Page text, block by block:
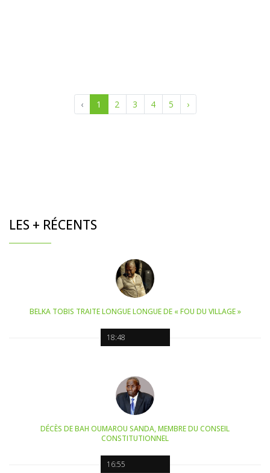
‹ 1 2 3 4 5 ›
LES + RÉCENTS
18:48
BELKA TOBIS TRAITE LONGUE LONGUE DE « FOU DU VILLAGE »
16:55
DÉCÈS DE BAH OUMAROU SANDA, MEMBRE DU CONSEIL
CONSTITUTIONNEL